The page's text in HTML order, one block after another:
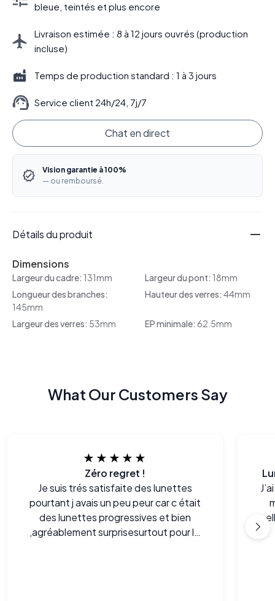
bleue, teintés et plus encore
Livraison estimée : 8 à 12 jours ouvrés (production
incluse)
Temps de production standard : 1 à 3 jours
Service client 24h/24, 7j/7
Chat en direct
Vision garantie à 100%
— ou remboursé.
Détails du produit
Dimensions
Largeur du cadre: 131mm Largeur du pont: 18mm
Longueur des branches:
145mm
Hauteur des verres: 44mm
Largeur des verres: 53mm EP minimale: 62.5mm
What Our Customers Say
★★★★★
Zéro regret !
Je suis trés satisfaite des lunettes
pourtant j avais un peu peur car c était
des lunettes progressives et bien
,agréablement surprisesurtout pour le